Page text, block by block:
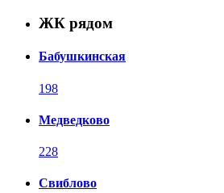
ЖК рядом
Бабушкинская
198
Медведково
228
Свиблово